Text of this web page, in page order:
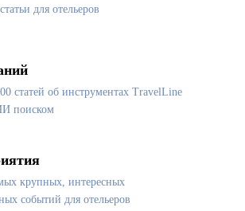
для отельеров
статей об инструментах TravelLine
поиском
крупных, интересных
событий для отельеров